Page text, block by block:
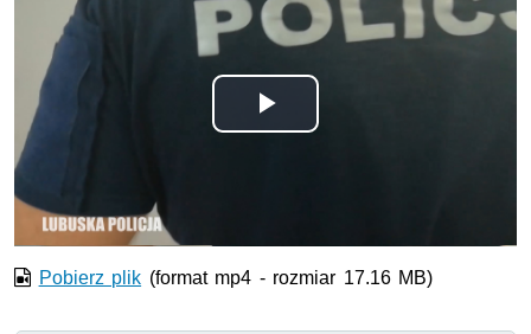
Odtwórz
Pobierz plik (format mp4 - rozmiar 17.16 MB)